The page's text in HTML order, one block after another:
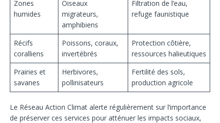
Zones
humides
Oiseaux
migrateurs,
amphibiens
Filtration de l’eau,
refuge faunistique
Récifs
coralliens
Poissons, coraux,
invertébrés
Protection côtière,
ressources halieutiques
Prairies et
savanes
Herbivores,
pollinisateurs
Fertilité des sols,
production agricole
Le Réseau Action Climat alerte régulièrement sur l’importance
de préserver ces services pour atténuer les impacts sociaux,